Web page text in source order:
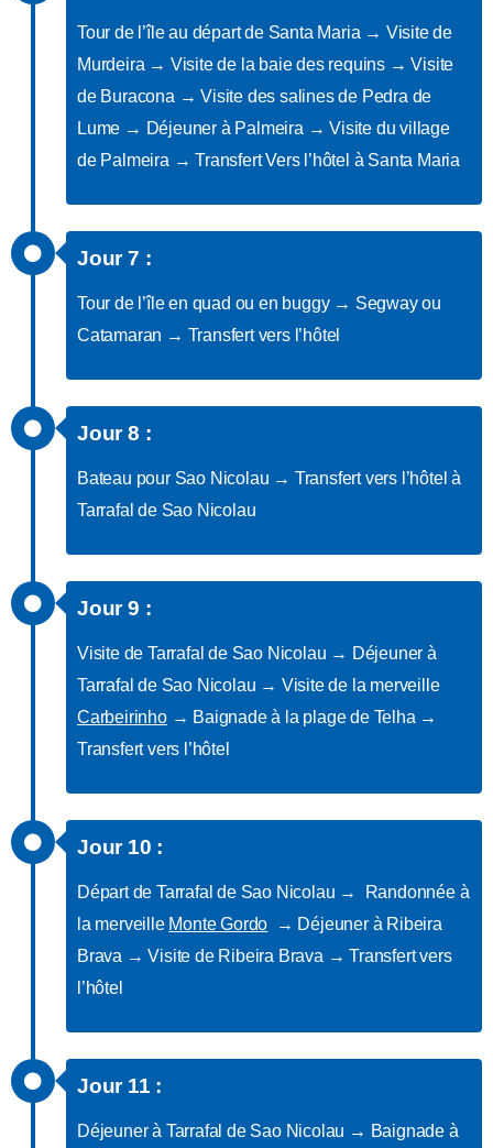
Tour de l’île au départ de Santa Maria → Visite de
Murdeira → Visite de la baie des requins → Visite
de Buracona → Visite des salines de Pedra de
Lume → Déjeuner à Palmeira → Visite du village
de Palmeira → Transfert Vers l’hôtel à Santa Maria
Jour 7 :
Tour de l’île en quad ou en buggy → Segway ou
Catamaran → Transfert vers l’hôtel
Jour 8 :
Bateau pour Sao Nicolau → Transfert vers l’hôtel à
Tarrafal de Sao Nicolau
Jour 9 :
Visite de Tarrafal de Sao Nicolau → Déjeuner à
Tarrafal de Sao Nicolau → Visite de la merveille
Carbeirinho→ Baignade à la plage de Telha →
Transfert vers l’hôtel
Jour 10 :
Départ de Tarrafal de Sao Nicolau → Randonnée à
la merveille Monte Gordo → Déjeuner à Ribeira
Brava → Visite de Ribeira Brava → Transfert vers
l’hôtel
Jour 11 :
Déjeuner à Tarrafal de Sao Nicolau → Baignade à